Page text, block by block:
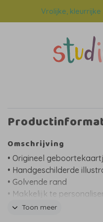
Vrolijke,
Omschrijving
• Origineel
• Handgeschilderde
• Golvende rand
• Makkelijk te
• Glimmende goudfolie
Toon meer